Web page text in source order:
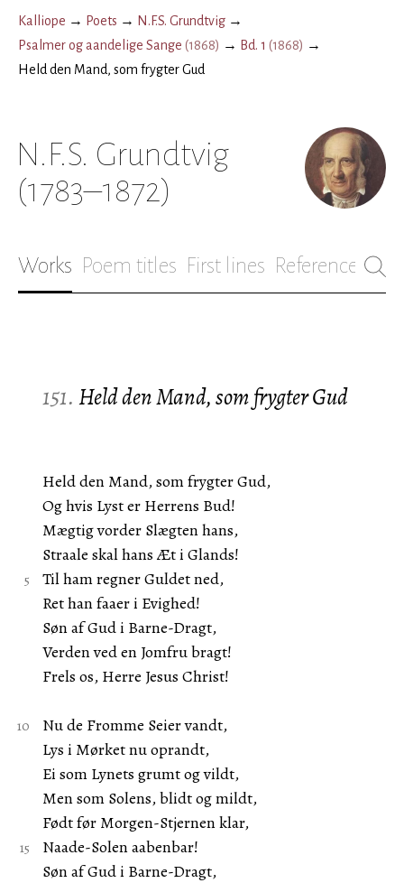
Kalliope → Poets → N.F.S. Grundtvig →
Psalmer og aandelige Sange (1868) → Bd. 1 (1868) →
Held den Mand, som frygter Gud
N.F.S. Grundtvig
(1783–1872)
Works Poem titles First lines References
151. Held den Mand, som frygter Gud
Held den Mand, som frygter Gud,
Og hvis Lyst er Herrens Bud!
Mægtig vorder Slægten hans,
Straale skal hans Æt i Glands!
Til ham regner Guldet ned,
Ret han faaer i Evighed!
Søn af Gud i Barne-Dragt,
Verden ved en Jomfru bragt!
Frels os, Herre Jesus Christ!
Nu de Fromme Seier vandt,
Lys i Mørket nu oprandt,
Ei som Lynets grumt og vildt,
Men som Solens, blidt og mildt,
Født før Morgen-Stjernen klar,
Naade-Solen aabenbar!
Søn af Gud i Barne-Dragt,